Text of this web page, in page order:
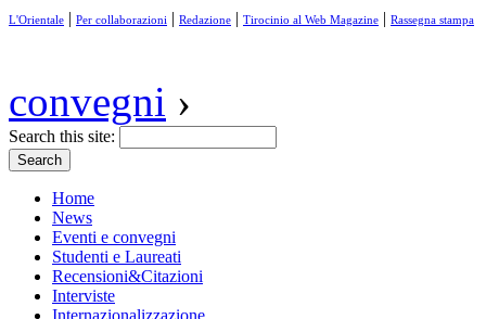
L'Orientale | Per collaborazioni | Redazione | Tirocinio al Web Magazine | Rassegna stampa
convegni ›
Search this site:
Home
News
Eventi e convegni
Studenti e Laureati
Recensioni&Citazioni
Interviste
Internazionalizzazione